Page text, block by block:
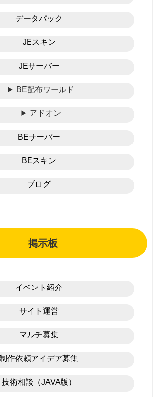
データパック
JEスキン
JEサーバー
BE配布ワールド
アドオン
BEサーバー
BEスキン
ブログ
掲示板
イベント紹介
サイト運営
マルチ募集
制作依頼アイデア募集
技術相談（JAVA版）